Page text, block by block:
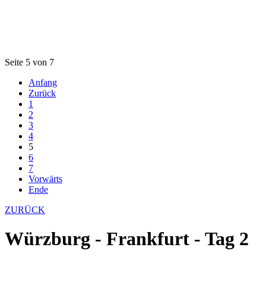
Seite 5 von 7
Anfang
Zurück
1
2
3
4
5
6
7
Vorwärts
Ende
ZURÜCK
Würzburg - Frankfurt - Tag 2